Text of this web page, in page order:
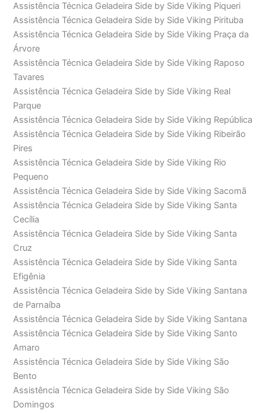
Assistência Técnica Geladeira Side by Side Viking Piqueri
Assistência Técnica Geladeira Side by Side Viking Pirituba
Assistência Técnica Geladeira Side by Side Viking Praça da
Árvore
Assistência Técnica Geladeira Side by Side Viking Raposo
Tavares
Assistência Técnica Geladeira Side by Side Viking Real
Parque
Assistência Técnica Geladeira Side by Side Viking República
Assistência Técnica Geladeira Side by Side Viking Ribeirão
Pires
Assistência Técnica Geladeira Side by Side Viking Rio
Pequeno
Assistência Técnica Geladeira Side by Side Viking Sacomã
Assistência Técnica Geladeira Side by Side Viking Santa
Cecília
Assistência Técnica Geladeira Side by Side Viking Santa
Cruz
Assistência Técnica Geladeira Side by Side Viking Santa
Efigênia
Assistência Técnica Geladeira Side by Side Viking Santana
de Parnaíba
Assistência Técnica Geladeira Side by Side Viking Santana
Assistência Técnica Geladeira Side by Side Viking Santo
Amaro
Assistência Técnica Geladeira Side by Side Viking São
Bento
Assistência Técnica Geladeira Side by Side Viking São
Domingos